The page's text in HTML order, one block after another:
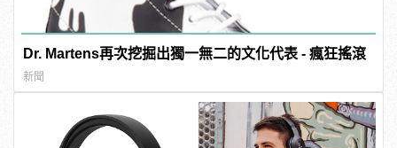
Dr. Martens再次挖掘出獨一無二的文化代表 - 瘋狂搖滾
新聞